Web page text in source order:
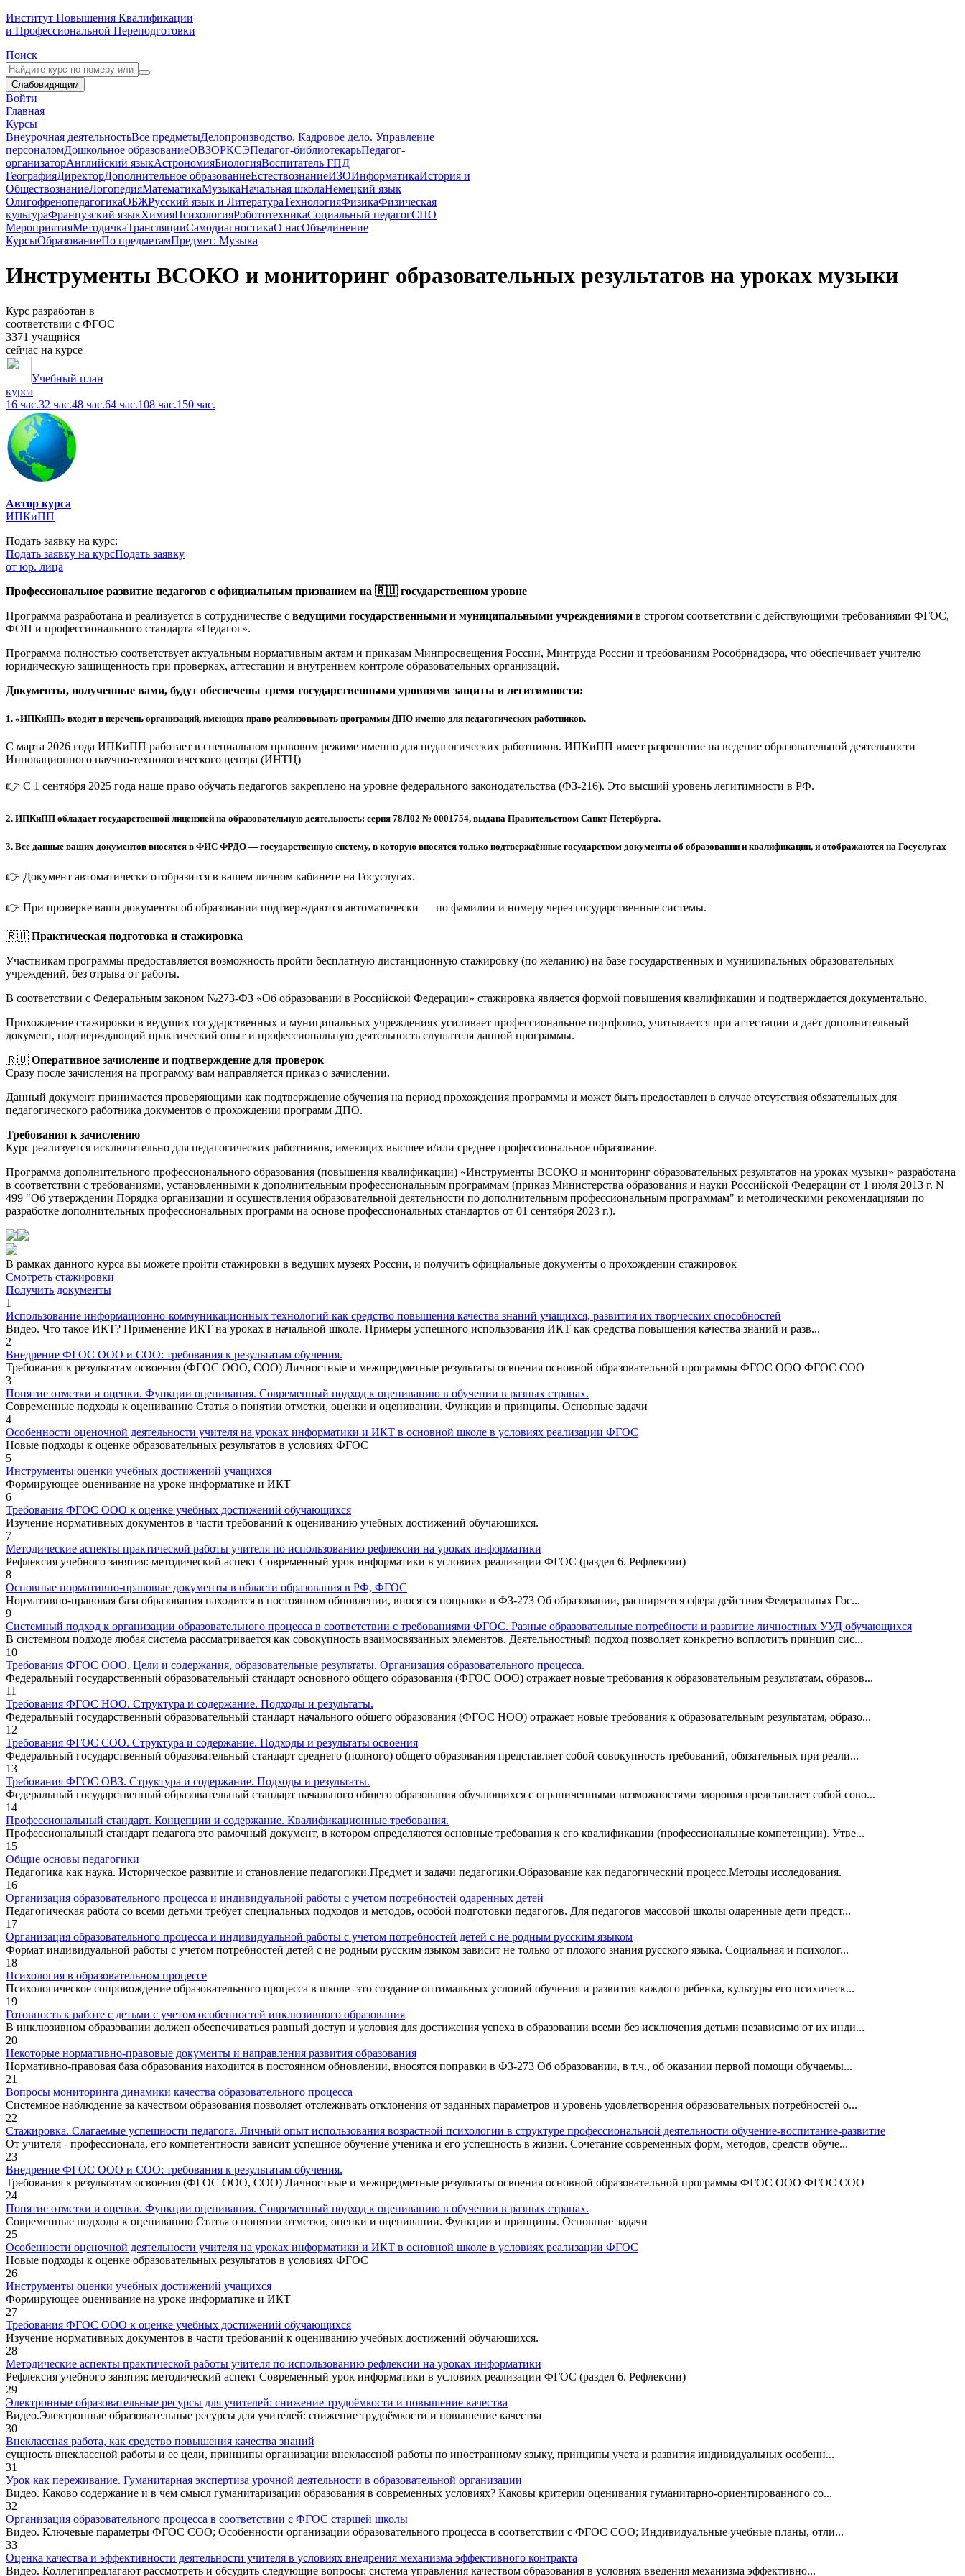
Институт Повышения Квалификации
и Профессиональной Переподготовки
Поиск
Слабовидящим
Войти
Главная
Курсы
Внеурочная деятельностьВсе предметыДелопроизводство. Кадровое дело. Управление
персоналомДошкольное образованиеОВЗОРКСЭПедагог-библиотекарьПедагог-
организаторАнглийский языкАстрономияБиологияВоспитатель ГПД
ГеографияДиректорДополнительное образованиеЕстествознаниеИЗОИнформатикаИстория и
ОбществознаниеЛогопедияМатематикаМузыкаНачальная школаНемецкий язык
ОлигофренопедагогикаОБЖРусский язык и ЛитератураТехнологияФизикаФизическая
культураФранцузский языкХимияПсихологияРобототехникаСоциальный педагогСПО
МероприятияМетодичкаТрансляцииСамодиагностикаО насОбъединение
КурсыОбразованиеПо предметамПредмет: Музыка
Инструменты ВСОКО и мониторинг образовательных результатов на уроках музыки
Курс разработан в
соответствии с ФГОС
3371 учащийся
сейчас на курсе
Учебный план
курса
16 час.32 час.48 час.64 час.108 час.150 час.
Автор курса
ИПКиПП
Подать заявку на курс:
Подать заявку на курсПодать заявку
от юр. лица
Профессиональное развитие педагогов с официальным признанием на 🇷🇺 государственном уровне
Программа разработана и реализуется в сотрудничестве с ведущими государственными и муниципальными учреждениями в строгом соответствии с действующими требованиями ФГОС,
ФОП и профессионального стандарта «Педагог».
Программа полностью соответствует актуальным нормативным актам и приказам Минпросвещения России, Минтруда России и требованиям Рособрнадзора, что обеспечивает учителю
юридическую защищенность при проверках, аттестации и внутреннем контроле образовательных организаций.
Документы, полученные вами, будут обеспечены тремя государственными уровнями защиты и легитимности:
1. «ИПКиПП» входит в перечень организаций, имеющих право реализовывать программы ДПО именно для педагогических работников.
С марта 2026 года ИПКиПП работает в специальном правовом режиме именно для педагогических работников. ИПКиПП имеет разрешение на ведение образовательной деятельности
Инновационного научно-технологического центра (ИНТЦ)
👉 С 1 сентября 2025 года наше право обучать педагогов закреплено на уровне федерального законодательства (ФЗ-216). Это высший уровень легитимности в РФ.
2. ИПКиПП обладает государственной лицензией на образовательную деятельность: серия 78Л02 № 0001754, выдана Правительством Санкт-Петербурга.
3. Все данные ваших документов вносятся в ФИС ФРДО — государственную систему, в которую вносятся только подтверждённые государством документы об образовании и квалификации, и отображаются на Госуслугах
👉 Документ автоматически отобразится в вашем личном кабинете на Госуслугах.
👉 При проверке ваши документы об образовании подтверждаются автоматически — по фамилии и номеру через государственные системы.
🇷🇺 Практическая подготовка и стажировка
Участникам программы предоставляется возможность пройти бесплатную дистанционную стажировку (по желанию) на базе государственных и муниципальных образовательных
учреждений, без отрыва от работы.
В соответствии с Федеральным законом №273-ФЗ «Об образовании в Российской Федерации» стажировка является формой повышения квалификации и подтверждается документально.
Прохождение стажировки в ведущих государственных и муниципальных учреждениях усиливает профессиональное портфолио, учитывается при аттестации и даёт дополнительный
документ, подтверждающий практический опыт и профессиональную деятельность слушателя данной программы.
🇷🇺 Оперативное зачисление и подтверждение для проверок
Сразу после зачисления на программу вам направляется приказ о зачислении.
Данный документ принимается проверяющими как подтверждение обучения на период прохождения программы и может быть предоставлен в случае отсутствия обязательных для
педагогического работника документов о прохождении программ ДПО.
Требования к зачислению
Курс реализуется исключительно для педагогических работников, имеющих высшее и/или среднее профессиональное образование.
Программа дополнительного профессионального образования (повышения квалификации) «Инструменты ВСОКО и мониторинг образовательных результатов на уроках музыки» разработана
в соответствии с требованиями, установленными к дополнительным профессиональным программам (приказ Министерства образования и науки Российской Федерации от 1 июля 2013 г. N
499 "Об утверждении Порядка организации и осуществления образовательной деятельности по дополнительным профессиональным программам" и методическими рекомендациями по
разработке дополнительных профессиональных программ на основе профессиональных стандартов от 01 сентября 2023 г.).
В рамках данного курса вы можете пройти стажировки в ведущих музеях России, и получить официальные документы о прохождении стажировок
Смотреть стажировки
Получить документы
1
Использование информационно-коммуникационных технологий как средство повышения качества знаний учащихся, развития их творческих способностей
Видео. Что такое ИКТ? Применение ИКТ на уроках в начальной школе. Примеры успешного использования ИКТ как средства повышения качества знаний и разв...
2
Внедрение ФГОС ООО и СОО: требования к результатам обучения.
Требования к результатам освоения (ФГОС ООО, СОО) Личностные и межпредметные результаты освоения основной образовательной программы ФГОС ООО ФГОС СОО
3
Понятие отметки и оценки. Функции оценивания. Современный подход к оцениванию в обучении в разных странах.
Современные подходы к оцениванию Статья о понятии отметки, оценки и оценивании. Функции и принципы. Основные задачи
4
Особенности оценочной деятельности учителя на уроках информатики и ИКТ в основной школе в условиях реализации ФГОС
Новые подходы к оценке образовательных результатов в условиях ФГОС
5
Инструменты оценки учебных достижений учащихся
Формирующее оценивание на уроке информатике и ИКТ
6
Требования ФГОС ООО к оценке учебных достижений обучающихся
Изучение нормативных документов в части требований к оцениванию учебных достижений обучающихся.
7
Методические аспекты практической работы учителя по использованию рефлексии на уроках информатики
Рефлексия учебного занятия: методический аспект Современный урок информатики в условиях реализации ФГОС (раздел 6. Рефлексии)
8
Основные нормативно-правовые документы в области образования в РФ, ФГОС
Нормативно-правовая база образования находится в постоянном обновлении, вносятся поправки в ФЗ-273 Об образовании, расширяется сфера действия Федеральных Гос...
9
Системный подход к организации образовательного процесса в соответствии с требованиями ФГОС. Разные образовательные потребности и развитие личностных УУД обучающихся
В системном подходе любая система рассматривается как совокупность взаимосвязанных элементов. Деятельностный подход позволяет конкретно воплотить принцип сис...
10
Требования ФГОС ООО. Цели и содержания, образовательные результаты. Организация образовательного процесса.
Федеральный государственный образовательный стандарт основного общего образования (ФГОС ООО) отражает новые требования к образовательным результатам, образов...
11
Требования ФГОС НОО. Структура и содержание. Подходы и результаты.
Федеральный государственный образовательный стандарт начального общего образования (ФГОС НОО) отражает новые требования к образовательным результатам, образо...
12
Требования ФГОС СОО. Структура и содержание. Подходы и результаты освоения
Федеральный государственный образовательный стандарт среднего (полного) общего образования представляет собой совокупность требований, обязательных при реали...
13
Требования ФГОС ОВЗ. Структура и содержание. Подходы и результаты.
Федеральный государственный образовательный стандарт начального общего образования обучающихся с ограниченными возможностями здоровья представляет собой сово...
14
Профессиональный стандарт. Концепции и содержание. Квалификационные требования.
Профессиональный стандарт педагога это рамочный документ, в котором определяются основные требования к его квалификации (профессиональные компетенции). Утве...
15
Общие основы педагогики
Педагогика как наука. Историческое развитие и становление педагогики.Предмет и задачи педагогики.Образование как педагогический процесс.Методы исследования.
16
Организация образовательного процесса и индивидуальной работы с учетом потребностей одаренных детей
Педагогическая работа со всеми детьми требует специальных подходов и методов, особой подготовки педагогов. Для педагогов массовой школы одаренные дети предст...
17
Организация образовательного процесса и индивидуальной работы с учетом потребностей детей с не родным русским языком
Формат индивидуальной работы с учетом потребностей детей с не родным русским языком зависит не только от плохого знания русского языка. Социальная и психолог...
18
Психология в образовательном процессе
Психологическое сопровождение образовательного процесса в школе -это создание оптимальных условий обучения и развития каждого ребенка, культуры его психическ...
19
Готовность к работе с детьми с учетом особенностей инклюзивного образования
В инклюзивном образовании должен обеспечиваться равный доступ и условия для достижения успеха в образовании всеми без исключения детьми независимо от их инди...
20
Некоторые нормативно-правовые документы и направления развития образования
Нормативно-правовая база образования находится в постоянном обновлении, вносятся поправки в ФЗ-273 Об образовании, в т.ч., об оказании первой помощи обучаемы...
21
Вопросы мониторинга динамики качества образовательного процесса
Системное наблюдение за качеством образования позволяет отслеживать отклонения от заданных параметров и уровень удовлетворения образовательных потребностей о...
22
Стажировка. Слагаемые успешности педагога. Личный опыт использования возрастной психологии в структуре профессиональной деятельности обучение-воспитание-развитие
От учителя - профессионала, его компетентности зависит успешное обучение ученика и его успешность в жизни. Сочетание современных форм, методов, средств обуче...
23
Внедрение ФГОС ООО и СОО: требования к результатам обучения.
Требования к результатам освоения (ФГОС ООО, СОО) Личностные и межпредметные результаты освоения основной образовательной программы ФГОС ООО ФГОС СОО
24
Понятие отметки и оценки. Функции оценивания. Современный подход к оцениванию в обучении в разных странах.
Современные подходы к оцениванию Статья о понятии отметки, оценки и оценивании. Функции и принципы. Основные задачи
25
Особенности оценочной деятельности учителя на уроках информатики и ИКТ в основной школе в условиях реализации ФГОС
Новые подходы к оценке образовательных результатов в условиях ФГОС
26
Инструменты оценки учебных достижений учащихся
Формирующее оценивание на уроке информатике и ИКТ
27
Требования ФГОС ООО к оценке учебных достижений обучающихся
Изучение нормативных документов в части требований к оцениванию учебных достижений обучающихся.
28
Методические аспекты практической работы учителя по использованию рефлексии на уроках информатики
Рефлексия учебного занятия: методический аспект Современный урок информатики в условиях реализации ФГОС (раздел 6. Рефлексии)
29
Электронные образовательные ресурсы для учителей: снижение трудоёмкости и повышение качества
Видео.Электронные образовательные ресурсы для учителей: снижение трудоёмкости и повышение качества
30
Внеклассная работа, как средство повышения качества знаний
сущность внеклассной работы и ее цели, принципы организации внеклассной работы по иностранному языку, принципы учета и развития индивидуальных особенн...
31
Урок как переживание. Гуманитарная экспертиза урочной деятельности в образовательной организации
Видео. Каково содержание и в чём смысл гуманитаризации образования в современных условиях? Каковы критерии оценивания гуманитарно-ориентированного со...
32
Организация образовательного процесса в соответствии с ФГОС старшей школы
Видео. Ключевые параметры ФГОС СОО; Особенности организации образовательного процесса в соответствии с ФГОС СОО; Индивидуальные учебные планы, отли...
33
Оценка качества и эффективности деятельности учителя в условиях внедрения механизма эффективного контракта
Видео. Коллегипредлагают рассмотреть и обсудить следующие вопросы: система управления качеством образования в условиях введения механизма эффективно...